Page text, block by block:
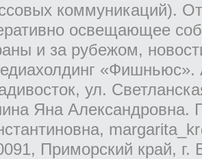
коммуникаций).
освещающее
и за рубежом,
«Фишньюс».
ул.
Яна Александровна.
Приморский край,